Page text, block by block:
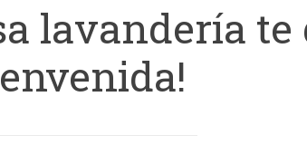
lavandería te